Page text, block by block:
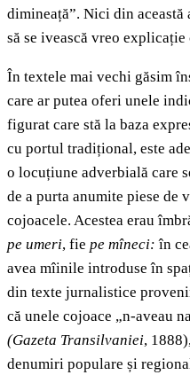
dimineață”. Nici din
să se ivească vreo
În textele mai vechi găsim
care ar putea oferi unele
figurat care stă la baza
cu portul tradițional, este
o locuțiune adverbială care
de a purta anumite piese
cojoacele. Acestea erau
pe umeri, fie pe mîneci: în
avea mîinile introduse în
din texte jurnalistice
că unele cojoace „n-aveau
(Gazeta Transilvaniei,
denumiri populare și